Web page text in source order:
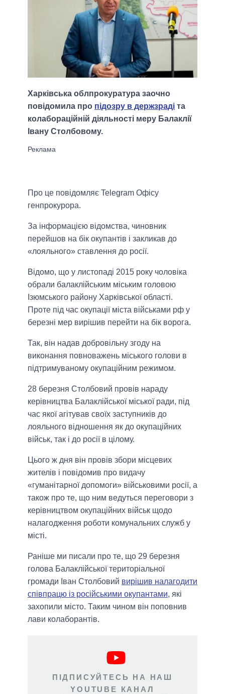
Харківська облпрокуратура заочно
повідомила про підозру в держзраді та
колабораційній діяльності меру Балаклії
Івану Столбовому.
Про це повідомляє Telegram Офісу
генпрокурора.
За інформацією відомства, чиновник
перейшов на бік окупантів і закликав до
«лояльного» ставлення до росії.
Відомо, що у листопаді 2015 року чоловіка
обрали балаклійським міським головою
Ізюмського району Харківської області.
Проте під час окупації міста військами рф у
березні мер вирішив перейти на бік ворога.
Так, він надав добровільну згоду на
виконання повноважень міського голови в
підтримуваному окупаційним режимом.
28 березня Столбовий провів нараду
керівництва Балаклійської міської ради, під
час якої агітував своїх заступників до
лояльного відношення як до окупаційних
військ, так і до росії в цілому.
Цього ж дня він провів збори місцевих
жителів і повідомив про видачу
«гуманітарної допомоги» військовими росії, а
також про те, що ним ведуться переговори з
керівництвом окупаційних військ щодо
налагодження роботи комунальних служб у
місті.
Раніше ми писали про те, що 29 березня
голова Балаклійської територіальної
громади Іван Столбовий вирішив налагодити
співпрацю із російськими окупантами, які
захопили місто. Таким чином він поповнив
лави колаборантів.
ПІДПИСУЙТЕСЬ НА НАШ
YOUTUBE КАНАЛ